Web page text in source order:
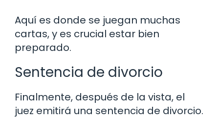
Aquí es donde se juegan muchas
cartas, y es crucial estar bien
preparado.
Sentencia de divorcio
Finalmente, después de la vista, el
juez emitirá una sentencia de divorcio.